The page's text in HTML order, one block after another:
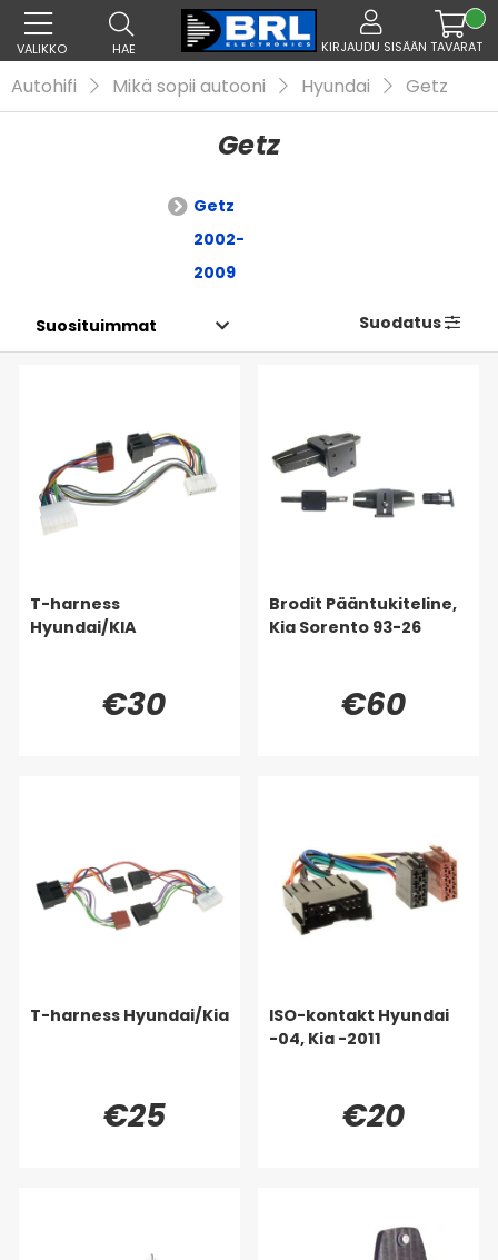
VALIKKO HAE KIRJAUDU SISÄÄN TAVARAT
Autohifi Mikä sopii autooni Hyundai Getz
Getz
Getz
2002-
2009
Suodatus
T-harness
Hyundai/KIA
€30
Brodit Pääntukiteline,
Kia Sorento 93-26
€60
T-harness Hyundai/Kia
€25
ISO-kontakt Hyundai
-04, Kia -2011
€20